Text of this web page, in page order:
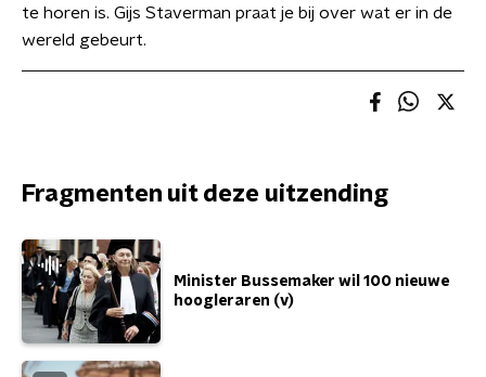
te horen is. Gijs Staverman praat je bij over wat er in de
wereld gebeurt.
Fragmenten uit deze uitzending
Minister Bussemaker wil 100 nieuwe
hoogleraren (v)